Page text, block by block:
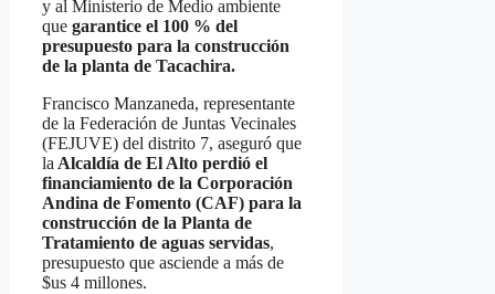
y al Ministerio de Medio ambiente
que garantice el 100 % del
presupuesto para la construcción
de la planta de Tacachira.
Francisco Manzaneda, representante
de la Federación de Juntas Vecinales
(FEJUVE) del distrito 7, aseguró que
la Alcaldía de El Alto perdió el
financiamiento de la Corporación
Andina de Fomento (CAF) para la
construcción de la Planta de
Tratamiento de aguas servidas,
presupuesto que asciende a más de
$us 4 millones.